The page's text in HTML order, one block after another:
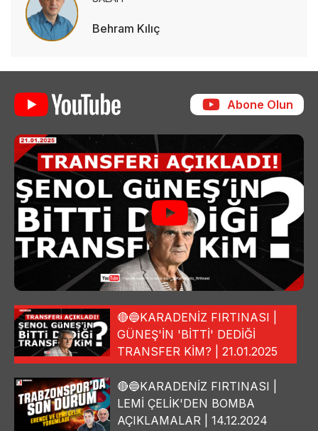
Behram Kılıç
Abone Olun
🔴🔵KARADENİZ FIRTINASI |
GÜNEŞ'İN 'BİTTİ' DEDİĞİ
TRANSFER KİM? | 21.01.2025
🔴🔵KARADENİZ FIRTINASI |
LEMİ ÇELİK'DEN BOMBA
AÇIKLAMALAR | 14.12.2024